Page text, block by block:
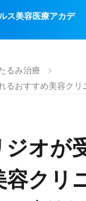
ス美容医療アカデ
るみ治療
るおすすめ美容ク
オが
容クリ